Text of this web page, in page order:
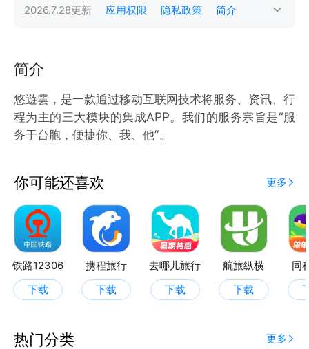
2026.7.28更新 应用权限 隐私政策 简介
简介
悠遊雲，是一款通过移动互联网技术将服务、资讯、行
程为主的三大模块的集成APP。我们的服务宗旨是“服
务于台胞，便捷你、我、他”。
你可能还喜欢 更多
铁路12306
下载
携程旅行
下载
去哪儿旅行
下载
航旅纵横
下载
同
热门分类 更多